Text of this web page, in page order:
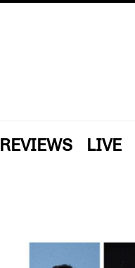
REVIEWS LIVE